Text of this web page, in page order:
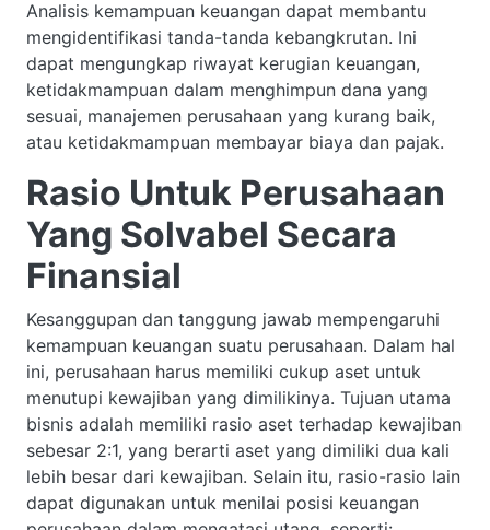
Analisis kemampuan keuangan dapat membantu
mengidentifikasi tanda-tanda kebangkrutan. Ini
dapat mengungkap riwayat kerugian keuangan,
ketidakmampuan dalam menghimpun dana yang
sesuai, manajemen perusahaan yang kurang baik,
atau ketidakmampuan membayar biaya dan pajak.
Rasio Untuk Perusahaan
Yang Solvabel Secara
Finansial
Kesanggupan dan tanggung jawab mempengaruhi
kemampuan keuangan suatu perusahaan. Dalam hal
ini, perusahaan harus memiliki cukup aset untuk
menutupi kewajiban yang dimilikinya. Tujuan utama
bisnis adalah memiliki rasio aset terhadap kewajiban
sebesar 2:1, yang berarti aset yang dimiliki dua kali
lebih besar dari kewajiban. Selain itu, rasio-rasio lain
dapat digunakan untuk menilai posisi keuangan